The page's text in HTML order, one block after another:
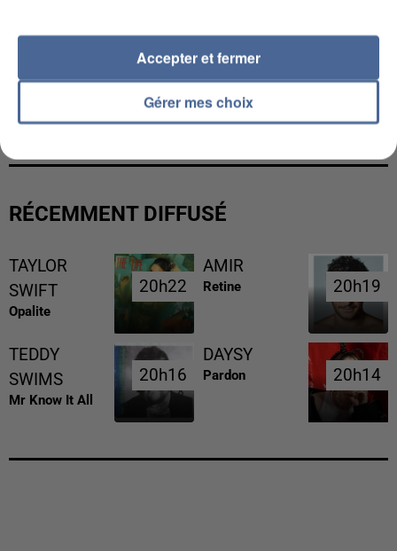
L’UN DES FONDATEURS SUPPOSÉS DE LA DZ
MAFIA INTERPELLÉ EN ALGÉRIE
RÉCEMMENT DIFFUSÉ
TAYLOR
SWIFT
Opalite
20h22
20h22
AMIR
Retine 20h19
20h19
TEDDY
SWIMS
Mr Know It All
20h16
20h16
DAYSY
Pardon 20h14
20h14
Gérer mes choix
Accepter et fermer